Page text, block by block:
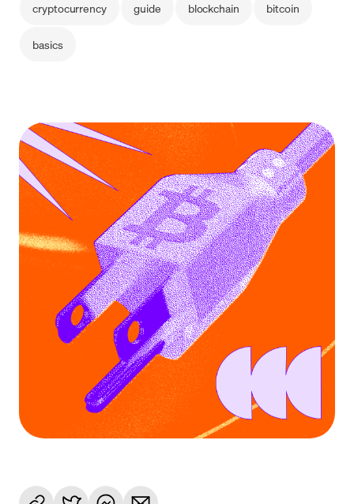
cryptocurrency guide blockchain bitcoin
basics